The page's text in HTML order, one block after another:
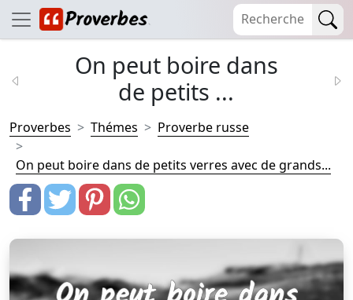
On peut boire dans
de petits ...
Proverbes Thémes Proverbe russe
On peut boire dans de petits verres avec de grands...